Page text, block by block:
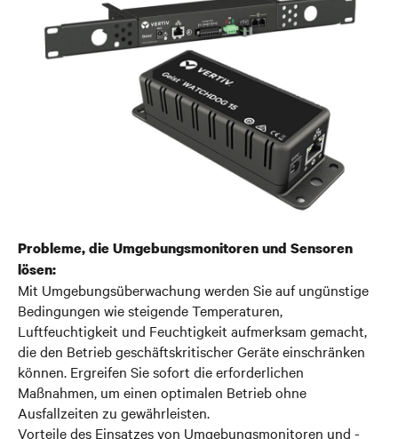
Probleme, die Umgebungsmonitoren und Sensoren
lösen:
Mit Umgebungsüberwachung werden Sie auf ungünstige
Bedingungen wie steigende Temperaturen,
Luftfeuchtigkeit und Feuchtigkeit aufmerksam gemacht,
die den Betrieb geschäftskritischer Geräte einschränken
können. Ergreifen Sie sofort die erforderlichen
Maßnahmen, um einen optimalen Betrieb ohne
Ausfallzeiten zu gewährleisten.
Vorteile des Einsatzes von Umgebungsmonitoren und -